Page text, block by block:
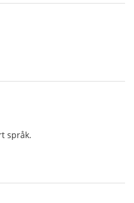
språk.